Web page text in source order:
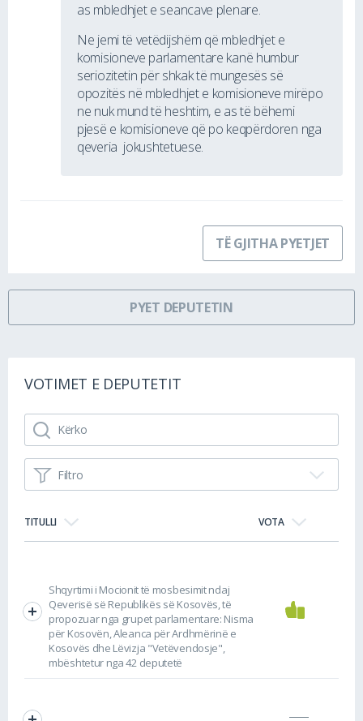
as mbledhjet e seancave plenare.
Ne jemi të vetëdijshëm që mbledhjet e
komisioneve parlamentare kanë humbur
seriozitetin për shkak të mungesës së
opozitës në mbledhjet e komisioneve mirëpo
ne nuk mund të heshtim, e as të bëhemi
pjesë e komisioneve që po keqpërdoren nga
qeveria jokushtetuese.
TË GJITHA PYETJET
PYET DEPUTETIN
VOTIMET E DEPUTETIT
Filtro
TITULLI VOTA
Shqyrtimi i Mocionit të mosbesimit ndaj
Qeverisë së Republikës së Kosovës, të
propozuar nga grupet parlamentare: Nisma
për Kosovën, Aleanca për Ardhmërinë e
Kosovës dhe Lëvizja "Vetëvendosje",
mbështetur nga 42 deputetë